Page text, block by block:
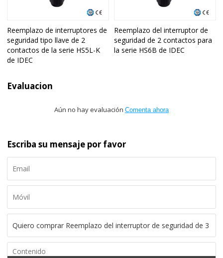
Reemplazo de interruptores de
seguridad tipo llave de 2
contactos de la serie HS5L-K
de IDEC
Reemplazo del interruptor de
seguridad de 2 contactos para
la serie HS6B de IDEC
Evaluacion
Aún no hay evaluación Comenta ahora
Escriba su mensaje por favor